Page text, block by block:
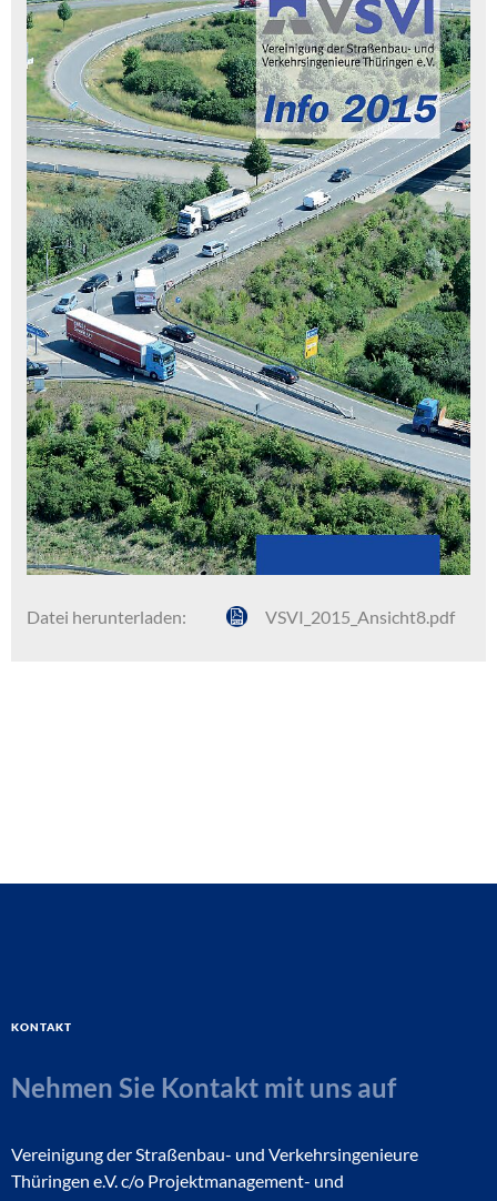
Datei herunterladen: VSVI_2015_Ansicht8.pdf
Kontakt
Nehmen Sie Kontakt mit uns auf
Vereinigung der Straßenbau- und Verkehrsingenieure
Thüringen e.V. c/o Projektmanagement- und